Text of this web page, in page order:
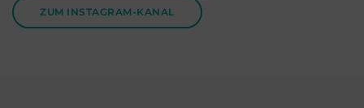
ZUM INSTAGRAM-KANAL